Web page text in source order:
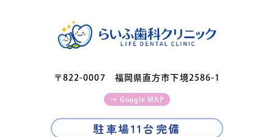
〒822-0007 福岡県直方市下境2586-1
→ Google MAP
駐車場11台完備